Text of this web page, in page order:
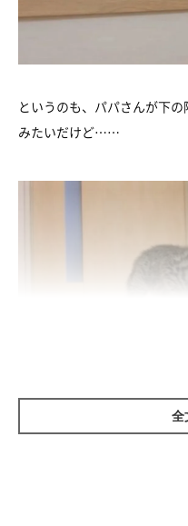
というのも、パパさんが下
みたいだけど……
「う〜ん、ちょっと高
全